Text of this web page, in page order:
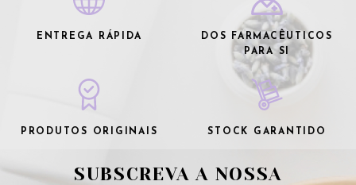
ENTREGA RÁPIDA
DOS FARMACÊUTICOS
PARA SI
PRODUTOS ORIGINAIS STOCK GARANTIDO
SUBSCREVA A NOSSA